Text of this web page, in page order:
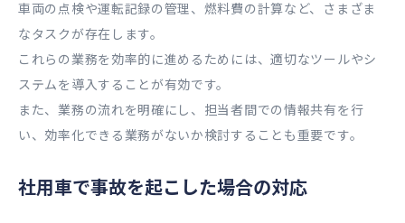
車両の点検や運転記録の管理、燃料費の計算など、さまざま
なタスクが存在します。
これらの業務を効率的に進めるためには、適切なツールやシ
ステムを導入することが有効です。
また、業務の流れを明確にし、担当者間での情報共有を行
い、効率化できる業務がないか検討することも重要です。
社用車で事故を起こした場合の対応